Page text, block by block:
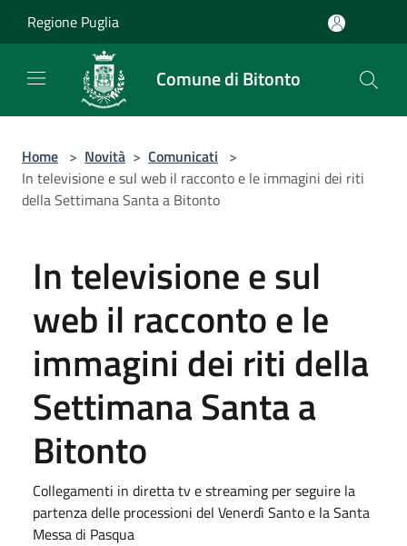
Regione Puglia
Comune di Bitonto
Home > Novità > Comunicati >
In televisione e sul web il racconto e le immagini dei riti
della Settimana Santa a Bitonto
In televisione e sul
web il racconto e le
immagini dei riti della
Settimana Santa a
Bitonto
Collegamenti in diretta tv e streaming per seguire la
partenza delle processioni del Venerdì Santo e la Santa
Messa di Pasqua